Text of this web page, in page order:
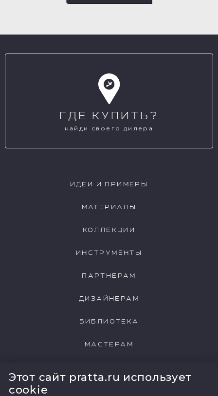
Этот сайт pratta.ru использует
cookie
ГДЕ КУПИТЬ?
найди своего дилера
ИДЕИ И ПРИМЕРЫ
МАТЕРИАЛЫ
КОЛЛЕКЦИИ
ИНСТРУМЕНТЫ
ПАРТНЕРАМ
ДИЗАЙНЕРАМ
БИБЛИОТЕКА
МАСТЕРАМ